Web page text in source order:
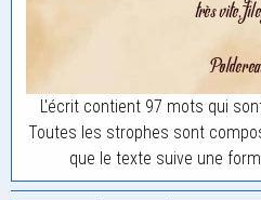
L'écrit contient 97 mots qui
Toutes les strophes sont
que le texte suive une